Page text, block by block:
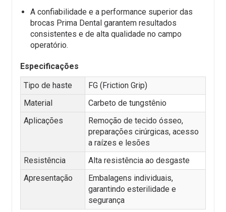
A confiabilidade e a performance superior das
brocas Prima Dental garantem resultados
consistentes e de alta qualidade no campo
operatório.
Especificações
Tipo de haste
FG (Friction Grip)
Material
Carbeto de tungstênio
Aplicações
Remoção de tecido ósseo,
preparações cirúrgicas, acesso
a raízes e lesões
Resistência
Alta resistência ao desgaste
Apresentação
Embalagens individuais,
garantindo esterilidade e
segurança